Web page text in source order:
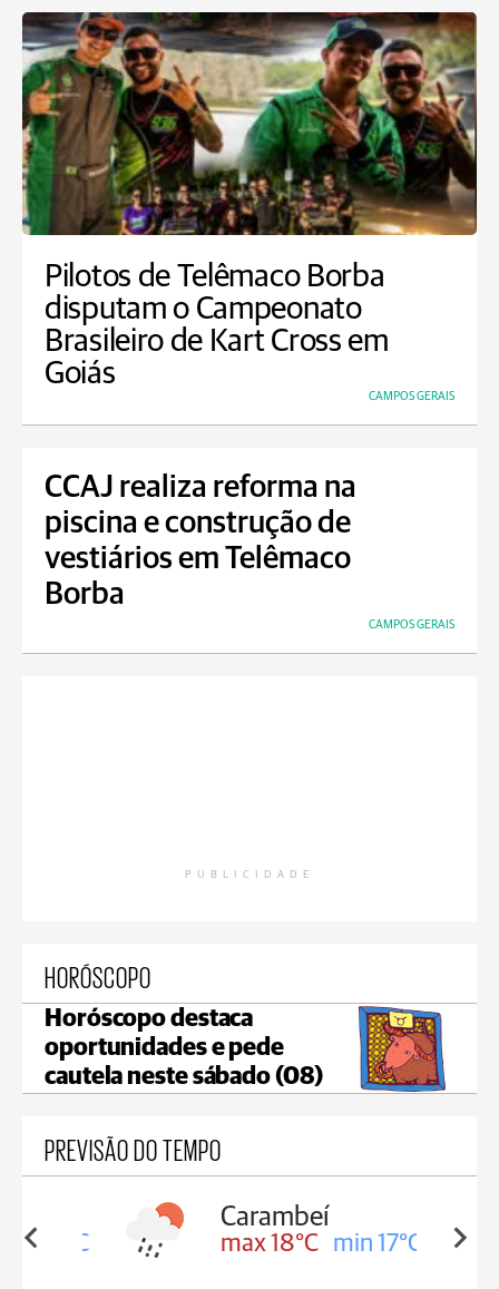
Pilotos de Telêmaco Borba
disputam o Campeonato
Brasileiro de Kart Cross em
Goiás
CAMPOS GERAIS
CCAJ realiza reforma na
piscina e construção de
vestiários em Telêmaco
Borba
CAMPOS GERAIS
PUBLICIDADE
HORÓSCOPO
Horóscopo destaca
oportunidades e pede
cautela neste sábado (08)
PREVISÃO DO TEMPO
18°C
Carambeí
max 18°C min 17°C